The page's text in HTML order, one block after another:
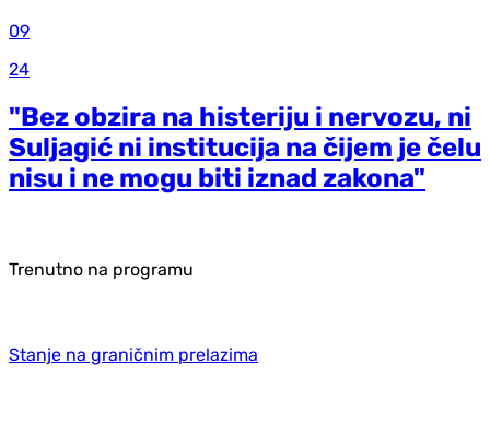
09
24
"Bez obzira na histeriju i nervozu, ni
Suljagić ni institucija na čijem je čelu
nisu i ne mogu biti iznad zakona"
Trenutno na programu
Stanje na graničnim prelazima